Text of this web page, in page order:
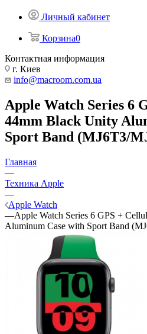
Личный кабинет
Корзина0
Контактная информация
г. Киев
info@macroom.com.ua
Apple Watch Series 6
44mm Black Unity
Sport Band (MJ6T3/
Главная
—
Техника Apple
—
Apple Watch
—Apple Watch Series 6 GPS +
Aluminum Case with Sport Band